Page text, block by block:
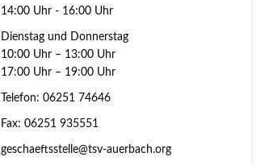
14:00 Uhr - 16:00 Uhr
Dienstag und Donnerstag
10:00 Uhr – 13:00 Uhr
17:00 Uhr – 19:00 Uhr
Telefon: 06251 74646
Fax: 06251 935551
geschaeftsstelle@tsv-auerbach.org